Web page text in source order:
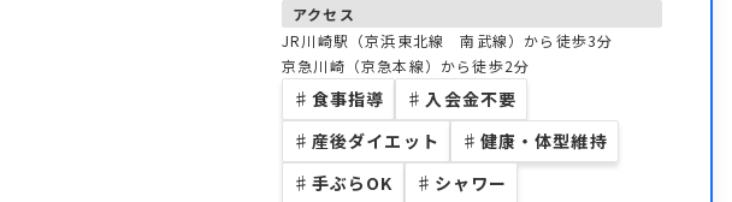
アクセス
JR川崎駅（京浜東北線 南武線）から徒歩3分
京急川崎（京急本線）から徒歩2分
♯ 食事指導 ♯ 入会金不要
♯ 産後ダイエット ♯ 健康・体型維持
♯ 手ぶらOK ♯ シャワー